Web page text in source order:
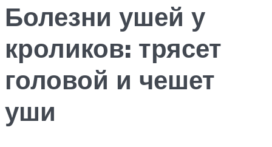
Болезни ушей у
кроликов: трясет
головой и чешет
уши